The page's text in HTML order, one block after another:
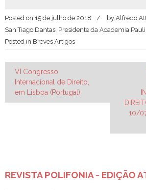
Posted on 15 de julho de 2018 by Alfredo
San Tiago Dantas, Presidente da Academia
Posted in Breves Artigos
Navegação
de
Post
VI Congresso
Internacional de Direito,
em Lisboa (Portugal)
10/
REVISTA POLIFONIA - EDIÇÃO